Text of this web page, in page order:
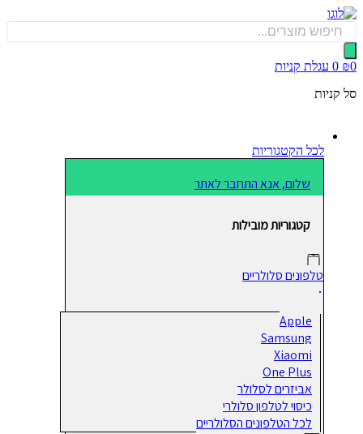
0 עגלת קניות
לכל הקטגוריות
שלום, אנא התחבר לאתר
קטגוריות מובילות
טלפונים סלולריים
Apple
Samsung
Xiaomi
One Plus
אביזרים לסלולר
כיסוי לטלפון סלולרי
לכל הטלפונים הסלולריים